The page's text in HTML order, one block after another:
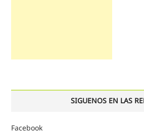
SIGUENOS EN LAS
Facebook